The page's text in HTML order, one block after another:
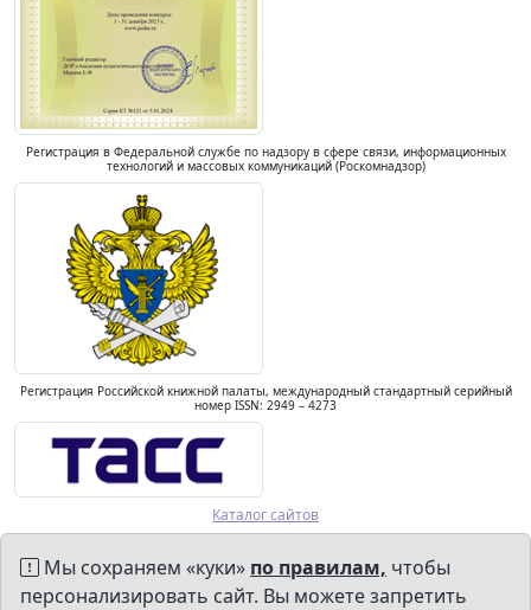
Регистрация в Федеральной службе по надзору в сфере связи, информационных
технологий и массовых коммуникаций (Роскомнадзор)
Регистрация Российской книжной палаты, международный стандартный серийный
номер ISSN: 2949 – 4273
Каталог сайтов
Мы сохраняем «куки» по правилам, чтобы
персонализировать сайт. Вы можете запретить